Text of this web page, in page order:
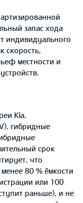
запас хода
индивидуального
скорость,
местности и
Kia,
гибридные
срок
что
80 % ёмкости
или 100
раньше), и не